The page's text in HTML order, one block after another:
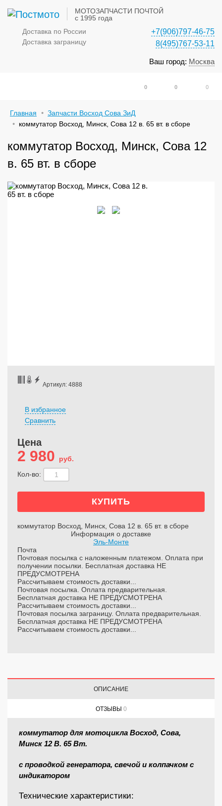
МОТОЗАПЧАСТИ ПОЧТОЙ
с 1995 года
Доставка по России
Доставка заграницу
+7(906)797-46-75
8(495)767-53-11
Ваш город: Москва
0
0 0
Главная
Запчасти Восход Сова ЗиД
коммутатор Восход, Минск, Сова 12 в. 65 вт. в сборе
коммутатор Восход, Минск, Сова 12
в. 65 вт. в сборе
Артикул: 4888
В избранное
Сравнить
Цена
2 980
руб.
Кол-во:
коммутатор Восход, Минск, Сова 12 в. 65 вт. в сборе
Информация о доставке
Эль-Монте
Почта
Почтовая посылка с наложенным платежом. Оплата при
получении посылки. Бесплатная доставка НЕ
ПРЕДУСМОТРЕНА
Рассчитываем стоимость доставки...
Почтовая посылка. Оплата предварительная.
Бесплатная доставка НЕ ПРЕДУСМОТРЕНА
Рассчитываем стоимость доставки...
Почтовая посылка заграницу. Оплата предварительная.
Бесплатная доставка НЕ ПРЕДУСМОТРЕНА
Рассчитываем стоимость доставки...
ОПИСАНИЕ
ОТЗЫВЫ 0
коммутатор для мотоцикла Восход, Сова,
Минск 12 В. 65 Вт.
с проводкой генератора, свечой и колпачком с
индикатором
Технические характеристики: